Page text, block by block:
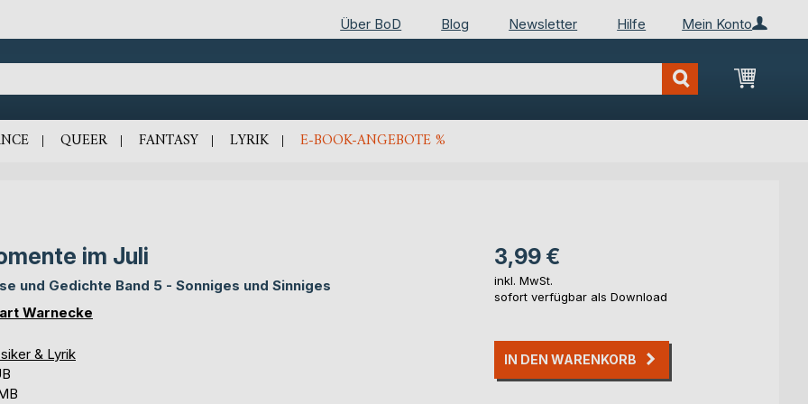
Mein Konto
Über BoD Blog Newsletter Hilfe
Mein
QUEER FANTASY LYRIK E-BOOK-ANGEBOTE %
im Juli
und Gedichte Band 5 - Sonniges und Sinniges
Warnecke
& Lyrik
3,99 €
inkl. MwSt.
sofort verfügbar als Download
IN DEN WARENKORB